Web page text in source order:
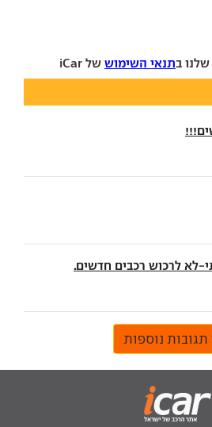
בתנאי השימוש של iCar
תגובות נוספות